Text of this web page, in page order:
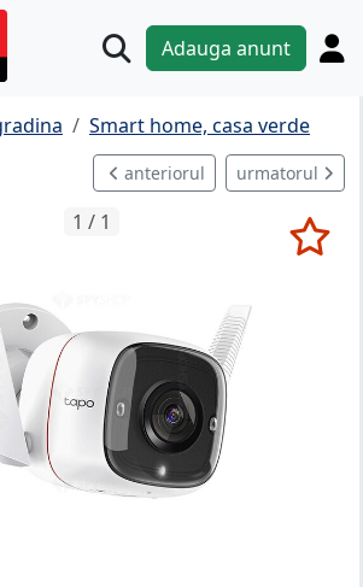
Adauga anunt
Smart home, casa verde
anteriorul urmatorul
1 / 1